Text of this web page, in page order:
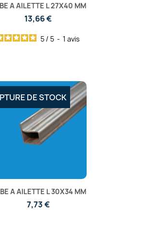
A AILETTE L 27X40 MM
13,66 €
5 / 5 - 1 avis
A AILETTE L 30X34 MM
7,73 €
DE STOCK